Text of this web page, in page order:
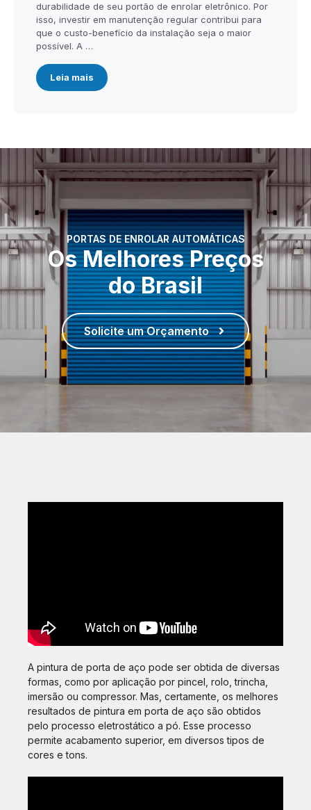
durabilidade de seu portão de enrolar eletrônico. Por
isso, investir em manutenção regular contribui para
que o custo-benefício da instalação seja o maior
possível. A …
Leia mais
PORTAS DE ENROLAR AUTOMÁTICAS
Os Melhores Preços
do Brasil
Solicite um Orçamento
A pintura de porta de aço pode ser obtida de diversas
formas, como por aplicação por pincel, rolo, trincha,
imersão ou compressor. Mas, certamente, os melhores
resultados de pintura em porta de aço são obtidos
pelo processo eletrostático a pó. Esse processo
permite acabamento superior, em diversos tipos de
cores e tons.